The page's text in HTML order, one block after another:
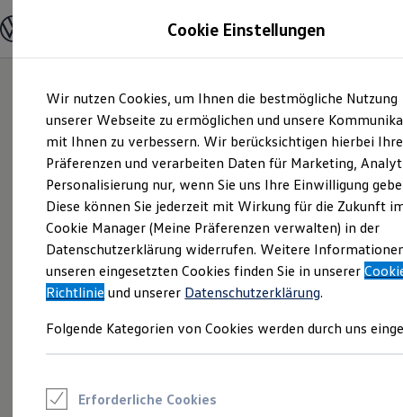
Hauptinhalt
springen
Footer
springen
Modelle und Konfigurator
Modelle vergleichen
Elektroautos
ENERGY Sondermodelle
Nutzfahrzeuge
SUV und CUV
Familienautos
Kombis
Kompaktwagen
Sportwagen
Schnell verfügbare Fahrzeuge
Angebote und Produkte
Aktuelle Angebote
E-Auto-Förderung
Volkswagen Marktplatz
Junge Gebrauchtwagen und Gebrauchtwagen
Saisonangebote
Cookie Einstellungen
Wir nutzen Cookies, um Ihnen die bestmögliche Nutzung
unserer Webseite zu ermöglichen und unsere
mit Ihnen zu verbessern. Wir berücksichtigen hierbei Ihre
Präferenzen und verarbeiten Daten für Marketing,
Personalisierung nur, wenn Sie uns Ihre Einwilligung
Diese können Sie jederzeit mit Wirkung für die Zukunft
Cookie Manager (Meine Präferenzen verwalten) in der
Datenschutzerklärung widerrufen. Weitere
unseren eingesetzten Cookies finden Sie in unserer
Richtlinie und unserer Datenschutzerklärung.
Folgende Kategorien von Cookies werden durch uns
Erforderliche Cookies